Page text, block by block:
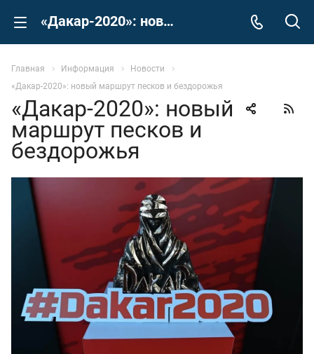
«Дакар-2020»: новый маршрут песков и бездорожья
Главная Информация
Новости
«Дакар-2020»: новый маршрут песков и бездорожья
«Дакар-2020»: новый
маршрут песков и
бездорожья
поле